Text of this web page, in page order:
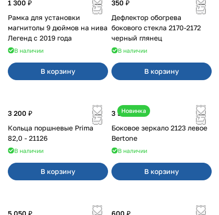
1 300 ₽
Рамка для установки
магнитолы 9 дюймов на нива
Легенд с 2019 года
В наличии
В корзину
350 ₽
Дефлектор обогрева
бокового стекла 2170-2172
черный глянец
В наличии
В корзину
3 200 ₽
Кольца поршневые Prima
82,0 - 21126
В наличии
В корзину
Новинка
3 500 ₽
Боковое зеркало 2123 левое
Bertone
В наличии
В корзину
5 050 ₽ 600 ₽